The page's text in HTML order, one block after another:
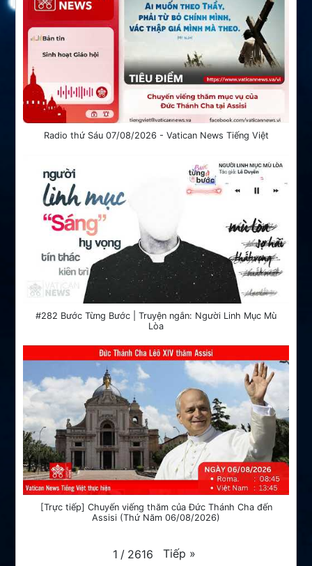
Radio thứ Sáu 07/08/2026 - Vatican News Tiếng Việt
#282 Bước Từng Bước | Truyện ngắn: Người Linh Mục Mù
Lòa
[Trực tiếp] Chuyến viếng thăm của Đức Thánh Cha đến
Assisi (Thứ Năm 06/08/2026)
1 / 2616 Tiếp »